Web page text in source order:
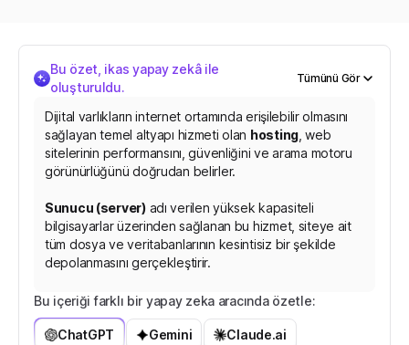
Bu özet, ikas yapay zekâ ile
oluşturuldu.
Tümünü Gör
Dijital varlıkların internet ortamında erişilebilir olmasını
sağlayan temel altyapı hizmeti olan hosting, web
sitelerinin performansını, güvenliğini ve arama motoru
görünürlüğünü doğrudan belirler.
Sunucu (server)adı verilen yüksek kapasiteli
bilgisayarlar üzerinden sağlanan bu hizmet, siteye ait
tüm dosya ve veritabanlarının kesintisiz bir şekilde
depolanmasını gerçekleştirir.
İşletmelerin operasyonel ihtiyaçlarına göre şekillenen
barındırma çözümleri; işletim sistemine bağlı olarak
Linux ve Windows, kaynak paylaşım modeline göre ise
Bu içeriği farklı bir yapay zeka aracında özetle:
ChatGPT Gemini Claude.ai